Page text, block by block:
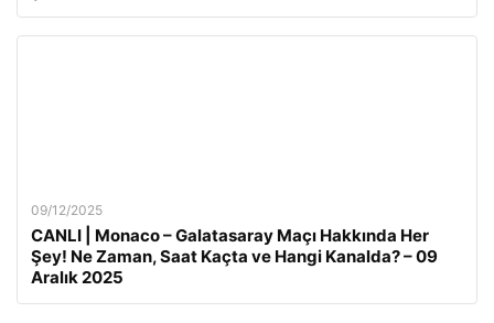
09/12/2025
CANLI | Monaco – Galatasaray Maçı Hakkında Her
Şey! Ne Zaman, Saat Kaçta ve Hangi Kanalda? – 09
Aralık 2025